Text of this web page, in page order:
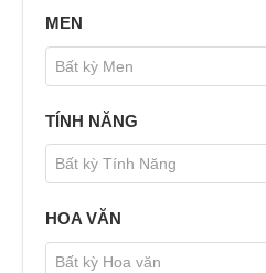
MEN
Bất kỳ Men
TÍNH NĂNG
Bất kỳ Tính Năng
HOA VĂN
Bất kỳ Hoa văn